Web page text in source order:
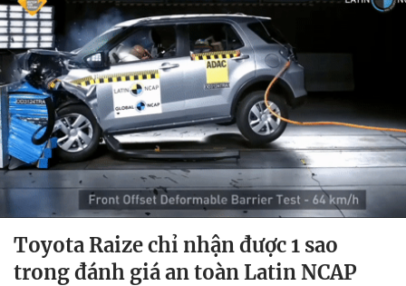
Toyota Raize chỉ nhận được 1 sao
trong đánh giá an toàn Latin NCAP